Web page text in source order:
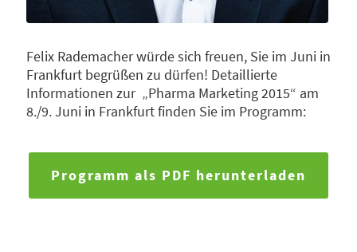
Felix Rademacher würde sich freuen, Sie im Juni in
Frankfurt begrüßen zu dürfen! Detaillierte
Informationen zur „Pharma Marketing 2015“ am
8./9. Juni in Frankfurt finden Sie im Programm:
Programm als PDF herunterladen